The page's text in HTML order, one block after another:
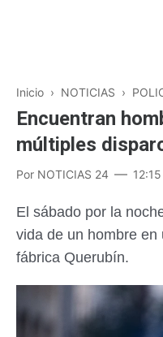
Inicio › NOTICIAS ›
Encuentran
múltiples
Por NOTICIAS 24 12:15
El sábado por la
vida de un hombre
fábrica Querubín.